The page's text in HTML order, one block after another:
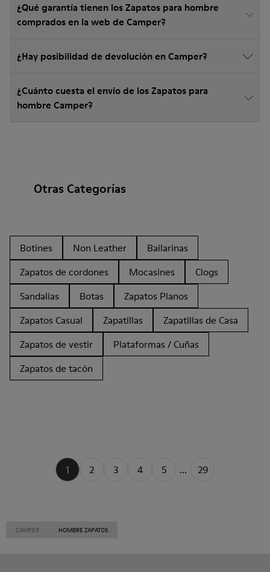
¿Qué garantía tienen los Zapatos para hombre
comprados en la web de Camper?
¿Hay posibilidad de devolución en Camper?
¿Cuánto cuesta el envío de los Zapatos para
hombre Camper?
Otras Categorías
Botines Non Leather
Bailarinas
Zapatos de cordones
Mocasines
Clogs
Sandalias
Botas
Zapatos Planos
Zapatos Casual
Zapatillas
Zapatillas de Casa
Zapatos de vestir
Plataformas / Cuñas
Zapatos de tacón
1 2 3 4 5 ... 29
CAMPER HOMBRE ZAPATOS